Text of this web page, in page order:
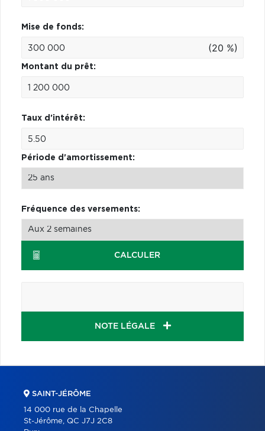
Mise de fonds:
(20 %)
Montant du prêt:
Taux d'intérêt:
Période d'amortissement:
Fréquence des versements:
CALCULER
NOTE LÉGALE
SAINT-JÉRÔME
14 000 rue de la Chapelle
St-Jérôme, QC J7J 2C8